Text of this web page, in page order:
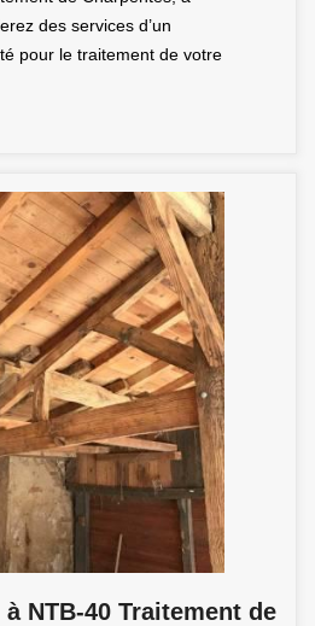
des services d’un
pour le traitement de votre
NTB-40 Traitement de